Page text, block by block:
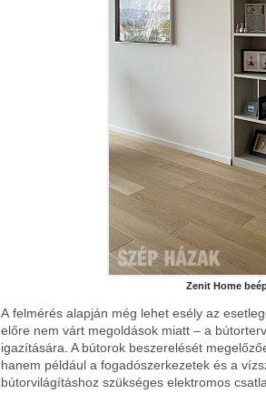
Zenit Home
A felmérés alapján még lehet esély az
előre nem várt megoldások miatt – a
igazítására. A bútorok beszerelését
hanem például a fogadószerkezetek és a
bútorvilágításhoz szükséges elektromos